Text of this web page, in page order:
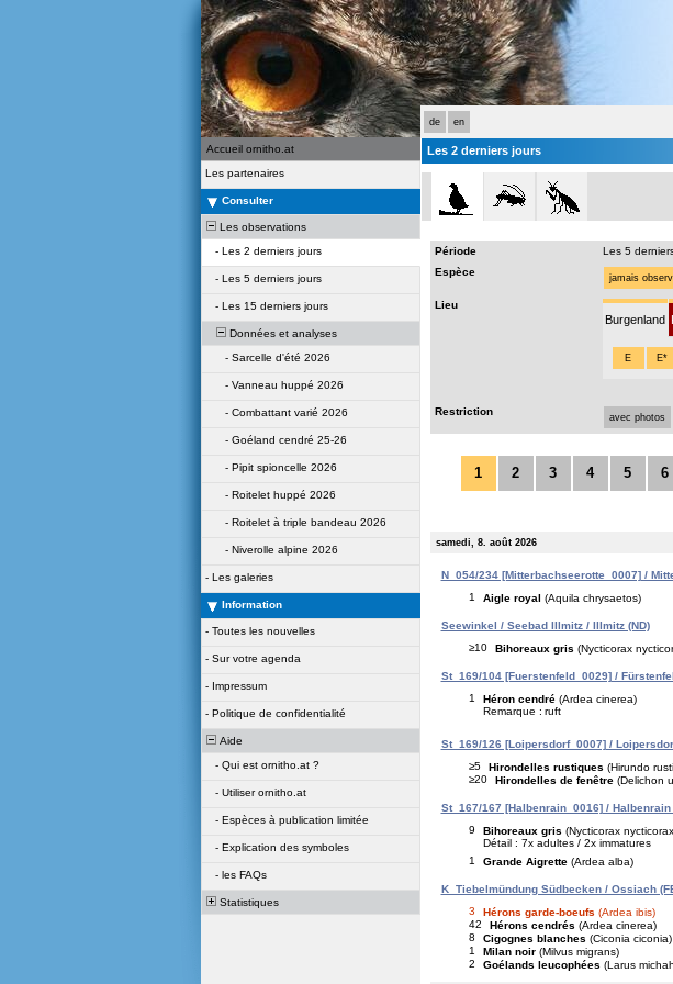
de en
Accueil ornitho.at
Les partenaires
Consulter
Les observations
- Les 2 derniers jours
- Les 5 derniers jours
- Les 15 derniers jours
Données et analyses
- Sarcelle d'été 2026
- Vanneau huppé 2026
- Combattant varié 2026
- Goéland cendré 25-26
- Pipit spioncelle 2026
- Roitelet huppé 2026
- Roitelet à triple bandeau 2026
- Niverolle alpine 2026
- Les galeries
Information
- Toutes les nouvelles
- Sur votre agenda
- Impressum
- Politique de confidentialité
Aide
- Qui est ornitho.at ?
- Utiliser ornitho.at
- Espèces à publication limitée
- Explication des symboles
- les FAQs
Statistiques
Les 2 derniers jours
Période
Les 5
Espèce
jamais
Lieu
Burgenland
E E*
Restriction avec photos
1 2 3 4 5 6
samedi, 8. août 2026
N_054/234 [Mitterbachseerotte_0007] /
1
Aigle royal (Aquila chrysaetos)
Seewinkel / Seebad Illmitz / Illmitz (ND)
≥10
Bihoreaux gris (Nycticorax
St_169/104 [Fuerstenfeld_0029] /
1
Héron cendré (Ardea cinerea)
Remarque : ruft
St_169/126 [Loipersdorf_0007] /
≥5
Hirondelles rustiques (Hirundo
≥20
Hirondelles de fenêtre (Delichon
St_167/167 [Halbenrain_0016] / Halbenrain
9
Bihoreaux gris (Nycticorax
Détail : 7x adultes / 2x immatures
1
Grande Aigrette (Ardea alba)
K_Tiebelmündung Südbecken / Ossiach
3
Hérons garde-boeufs (Ardea ibis)
42
Hérons cendrés (Ardea cinerea)
8
Cigognes blanches (Ciconia ciconia)
1
Milan noir (Milvus migrans)
2
Goélands leucophées (Larus